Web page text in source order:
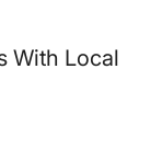
With Local